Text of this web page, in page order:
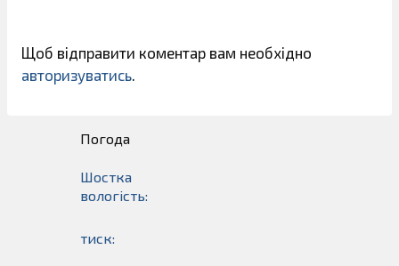
Щоб відправити коментар вам необхідно
авторизуватись.
Погода
Шостка
вологість:
тиск: